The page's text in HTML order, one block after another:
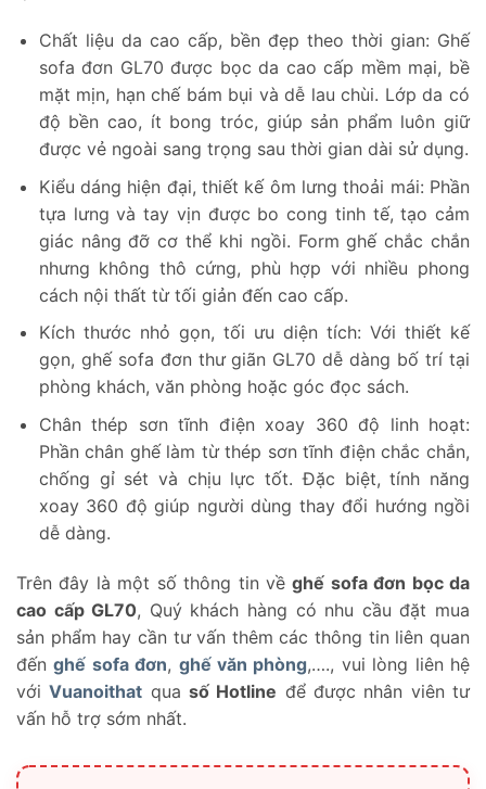
Chất liệu da cao cấp, bền đẹp theo thời gian: Ghế
sofa đơn GL70 được bọc da cao cấp mềm mại, bề
mặt mịn, hạn chế bám bụi và dễ lau chùi. Lớp da có
độ bền cao, ít bong tróc, giúp sản phẩm luôn giữ
được vẻ ngoài sang trọng sau thời gian dài sử dụng.
Kiểu dáng hiện đại, thiết kế ôm lưng thoải mái: Phần
tựa lưng và tay vịn được bo cong tinh tế, tạo cảm
giác nâng đỡ cơ thể khi ngồi. Form ghế chắc chắn
nhưng không thô cứng, phù hợp với nhiều phong
cách nội thất từ tối giản đến cao cấp.
Kích thước nhỏ gọn, tối ưu diện tích: Với thiết kế
gọn, ghế sofa đơn thư giãn GL70 dễ dàng bố trí tại
phòng khách, văn phòng hoặc góc đọc sách.
Chân thép sơn tĩnh điện xoay 360 độ linh hoạt:
Phần chân ghế làm từ thép sơn tĩnh điện chắc chắn,
chống gỉ sét và chịu lực tốt. Đặc biệt, tính năng
xoay 360 độ giúp người dùng thay đổi hướng ngồi
dễ dàng.
Trên đây là một số thông tin vềghế sofa đơn bọc da
cao cấp GL70, Quý khách hàng có nhu cầu đặt mua
sản phẩm hay cần tư vấn thêm các thông tin liên quan
đếnghế sofa đơn, ghế văn phòng,…., vui lòng liên hệ
vớiVuanoithat quasố Hotline để được nhân viên tư
vấn hỗ trợ sớm nhất.